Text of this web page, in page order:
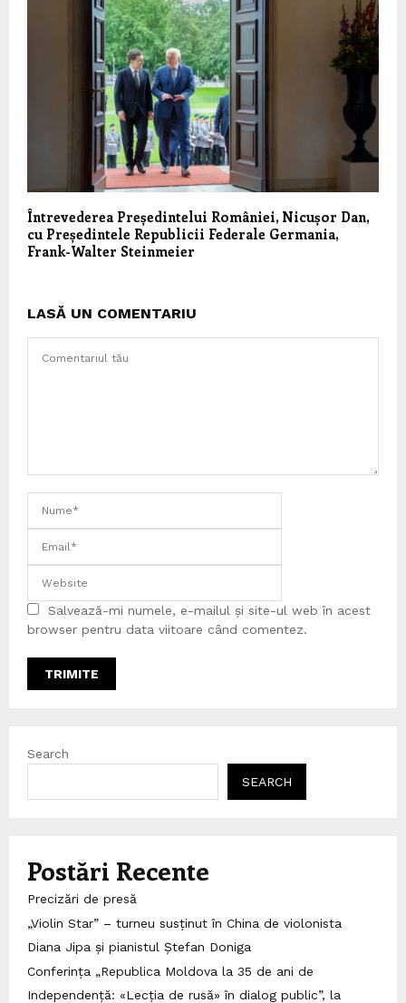
Întrevederea Președintelui României, Nicușor Dan,
cu Președintele Republicii Federale Germania,
Frank-Walter Steinmeier
LASĂ UN COMENTARIU
Salvează-mi numele, e-mailul și site-ul web în acest
browser pentru data viitoare când comentez.
Search
SEARCH
Postări Recente
Precizări de presă
„Violin Star” – turneu susținut în China de violonista
Diana Jipa și pianistul Ștefan Doniga
Conferința „Republica Moldova la 35 de ani de
Independență: «Lecția de rusă» în dialog public”, la